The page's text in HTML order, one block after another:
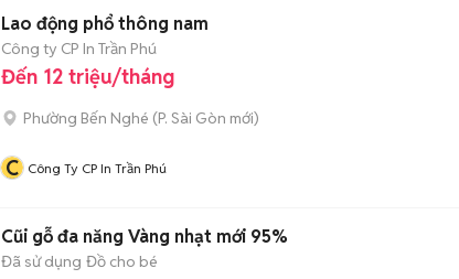
Lao động phổ thông nam
Công ty CP In Trần Phú
Đến 12 triệu/tháng
Phường Bến Nghé (P. Sài Gòn mới)
C Công Ty CP In Trần Phú
Cũi gỗ đa năng Vàng nhạt mới 95%
Đã sử dụng Đồ cho bé